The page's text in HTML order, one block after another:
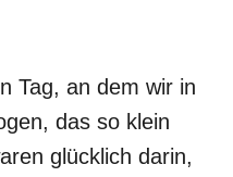
Tag, an dem wir in
das so klein
glücklich darin,